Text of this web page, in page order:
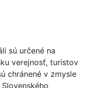
sú určené na
verejnosť, turistov
chránené v zmysle